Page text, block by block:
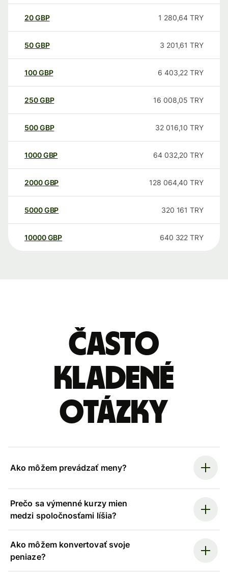
20GBP 1 280,64 TRY
50GBP 3 201,61 TRY
100GBP 6 403,22 TRY
250GBP 16 008,05 TRY
500GBP 32 016,10 TRY
1000GBP 64 032,20 TRY
2000GBP 128 064,40 TRY
5000GBP 320 161 TRY
10000 GBP 640 322 TRY
Často
kladené
otázky
Ako môžem prevádzať meny?
Prečo sa výmenné kurzy mien
medzi spoločnosťami líšia?
Ako môžem konvertovať svoje
peniaze?